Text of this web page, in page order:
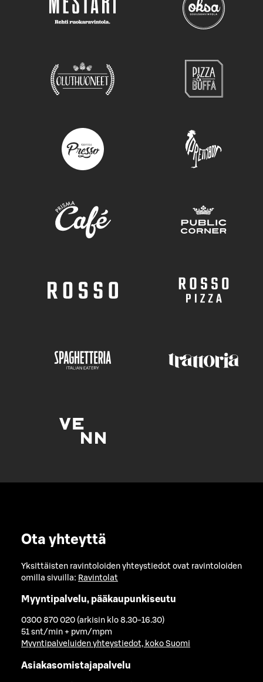
Ota yhteyttä
Yksittäisten ravintoloiden yhteystiedot ovat ravintoloiden
omilla sivuilla: Ravintolat
Myyntipalvelu, pääkaupunkiseutu
0300 870 020 (arkisin klo 8.30-16.30)
51 snt/min + pvm/mpm
Myyntipalveluiden yhteystiedot, koko Suomi
Asiakasomistajapalvelu